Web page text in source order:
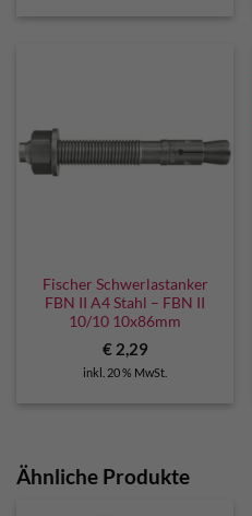
Fischer Schwerlastanker
FBN II A4 Stahl – FBN II
10/10 10x86mm
€2,29
inkl. 20 % MwSt.
Ähnliche Produkte